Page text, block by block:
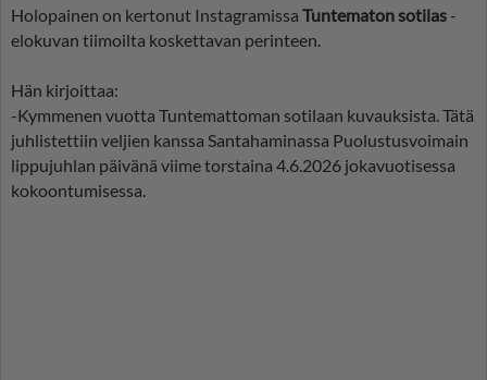
Holopainen on kertonut Instagramissa Tuntematon sotilas -
elokuvan tiimoilta koskettavan perinteen.
Hän kirjoittaa:
-Kymmenen vuotta Tuntemattoman sotilaan kuvauksista. Tätä
juhlistettiin veljien kanssa Santahaminassa Puolustusvoimain
lippujuhlan päivänä viime torstaina 4.6.2026 jokavuotisessa
kokoontumisessa.